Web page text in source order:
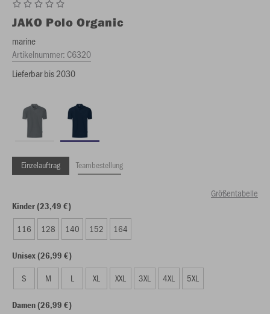
JAKO Polo Organic
marine
Artikelnummer: C6320
Lieferbar bis 2030
Einzelauftrag Teambestellung
Größentabelle
Kinder (23,49 €)
116 128 140 152 164
Unisex (26,99 €)
S M L XL XXL 3XL 4XL 5XL
Damen (26,99 €)